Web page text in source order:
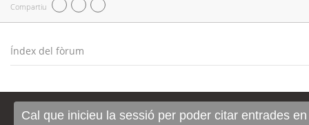
Compartiu
Índex del fòrum
Cal que inicieu la sessió per poder citar entrades